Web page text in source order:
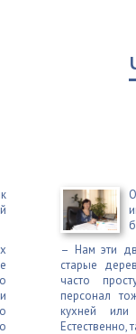
– Нам эти
старые
часто
персонал
кухней
Естественно,